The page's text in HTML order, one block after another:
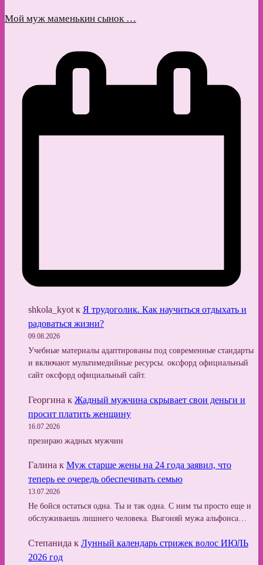
Мой муж маменькин сынок …
shkola_kyot к Я трудоголик. Как научиться отдыхать и
радоваться жизни?
09.08.2026
Учебные материалы адаптированы под современные стандарты
и включают мультимедийные ресурсы. оксфорд официальный
сайт оксфорд официальный сайт.
Георгина к Жадный мужчина скрывает свои деньги и
просит платить женщину
16.07.2026
презираю жадных мужчин
Галина к Муж старше жены на 24 года заявил, что
теперь ее очередь обеспечивать семью
13.07.2026
Не бойся остаться одна. Ты и так одна. С ним ты просто еще и
обслуживаешь лишнего человека. Выгоняй мужа альфонса…
Степанида к Лунный календарь стрижек волос ИЮЛЬ
2026 год